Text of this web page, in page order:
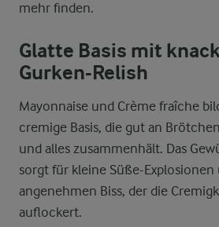
mehr finden.
Glatte Basis mit
Gurken-Relish
Mayonnaise und Crème fraîche
cremige Basis, die gut an
und alles zusammenhält. Das
sorgt für kleine Süße-Explosionen
angenehmen Biss, der die
auflockert.